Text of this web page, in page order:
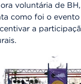
voluntária de BH,
como foi o evento
a